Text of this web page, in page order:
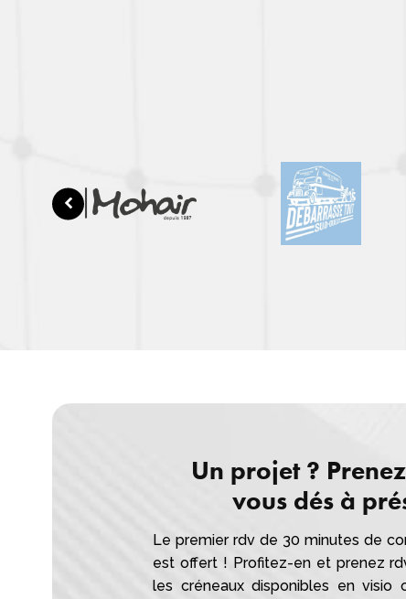
Un projet ?
vous dés à
Le premier rdv de 30 minutes de
est offert ! Profitez-en et prenez
les créneaux disponibles en